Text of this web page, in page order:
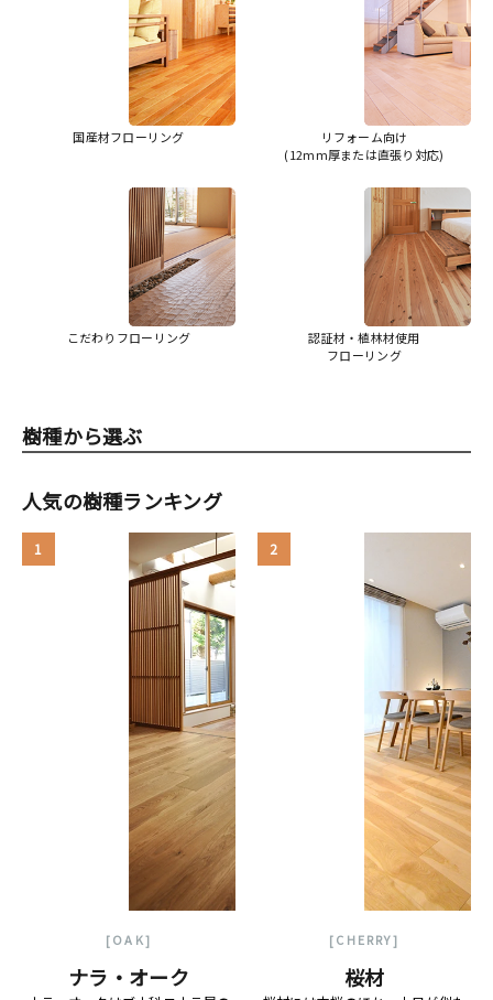
国産材フローリング
リフォーム向け
(12mm厚または直張り対応)
こだわりフローリング
認証材・植林材使用
フローリング
樹種から選ぶ
人気の樹種ランキング
1
[OAK]
ナラ・オーク
2
[CHERRY]
桜材